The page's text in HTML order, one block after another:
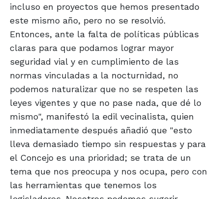
incluso en proyectos que hemos presentado
este mismo año, pero no se resolvió.
Entonces, ante la falta de políticas públicas
claras para que podamos lograr mayor
seguridad vial y en cumplimiento de las
normas vinculadas a la nocturnidad, no
podemos naturalizar que no se respeten las
leyes vigentes y que no pase nada, que dé lo
mismo", manifestó la edil vecinalista, quien
inmediatamente después añadió que "esto
lleva demasiado tiempo sin respuestas y para
el Concejo es una prioridad; se trata de un
tema que nos preocupa y nos ocupa, pero con
las herramientas que tenemos los